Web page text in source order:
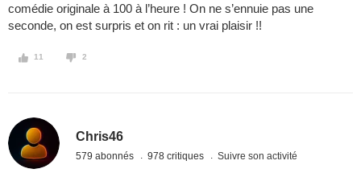
comédie originale à 100 à l’heure ! On ne s’ennuie pas une
seconde, on est surpris et on rit : un vrai plaisir !!
11 2
Chris46
579 abonnés 978 critiques Suivre son activité